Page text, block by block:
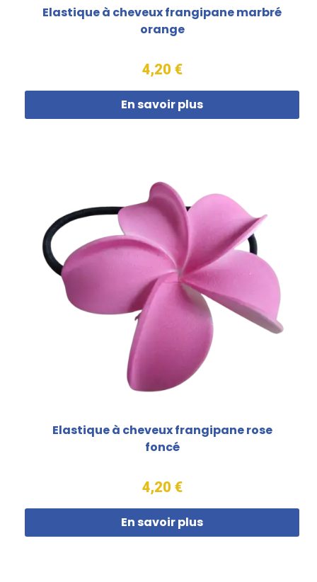
Elastique à cheveux frangipane marbré
orange
4,20 €
En savoir plus
Elastique à cheveux frangipane rose
foncé
4,20 €
En savoir plus